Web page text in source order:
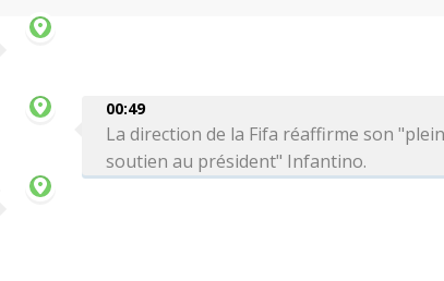
00:49
La direction de la Fifa réaffirme son
soutien au président" Infantino.